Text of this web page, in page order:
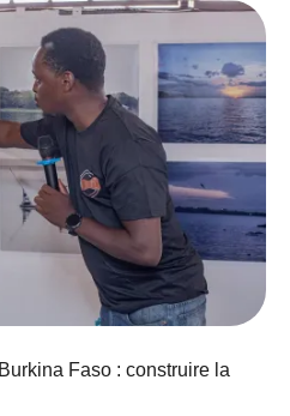
Faso : construire la